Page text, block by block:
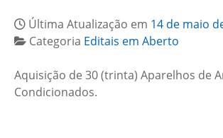
Última Atualização em 14 de maio
Categoria Editais em Aberto
Aquisição de 30 (trinta) Aparelhos de
Condicionados.